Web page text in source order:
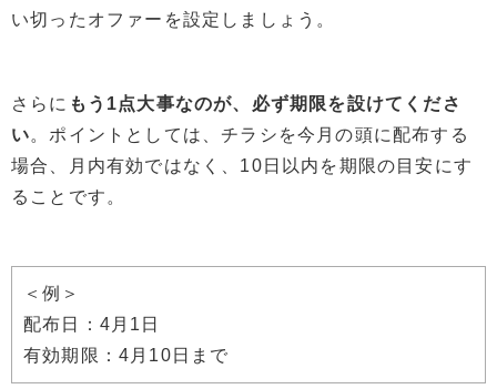
い切ったオファーを設定しましょう。
さらに もう1点大事なのが、必ず期限を設けてくださ
い。ポイントとしては、チラシを今月の頭に配布する
場合、月内有効ではなく、10日以内を期限の目安にす
ることです。
＜例＞
配布日：4月1日
有効期限：4月10日まで